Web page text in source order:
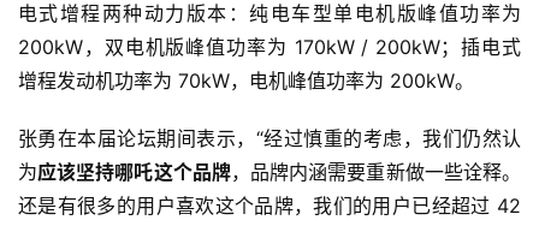
电式增程两种动力版本：纯电车型单电机版峰值功率为
200kW，双电机版峰值功率为 170kW / 200kW；插电式
增程发动机功率为 70kW，电机峰值功率为 200kW。
张勇在本届论坛期间表示，“经过慎重的考虑，我们仍然认
为应该坚持哪吒这个品牌，品牌内涵需要重新做一些诠释。
还是有很多的用户喜欢这个品牌，我们的用户已经超过 42